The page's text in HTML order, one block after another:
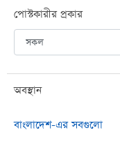
পোস্টকারীর প্রকার
অবস্থান
বাংলাদেশ-এর সবগুলো